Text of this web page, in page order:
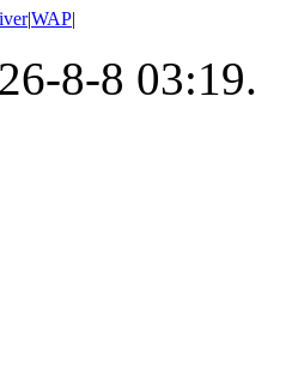
|WAP|
8-8 03:19.